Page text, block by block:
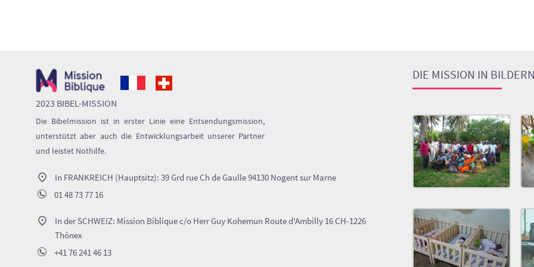
2023 BIBEL-MISSION
Die Bibelmission ist in erster Linie eine Entsendungsmission,
unterstützt aber auch die Entwicklungsarbeit unserer Partner
und leistet Nothilfe.
In FRANKREICH (Hauptsitz): 39 Grd rue Ch de Gaulle 94130 Nogent sur Marne
01 48 73 77 16
In der SCHWEIZ: Mission Biblique c/o Herr Guy Kohemun Route d'Ambilly 16 CH-1226
Thônex
+41 76 241 46 13
DIE MISSION IN